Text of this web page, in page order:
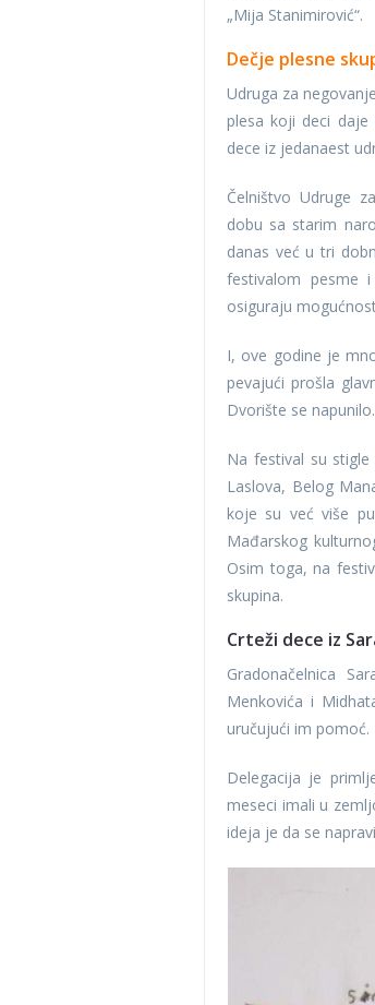
„Mija Stanimirović“.
Dečje plesne
Udruga za
plesa koji deci daje
dece iz jedanaest
Čelništvo Udruge
dobu sa starim
danas već u tri
festivalom pesme
osiguraju
I, ove godine je
pevajući prošla
Dvorište se napunilo.
Na festival su
Laslova, Belog
koje su već više
Mađarskog
Osim toga, na
skupina.
Crteži dece iz
Gradonačelnica
Menkovića i
uručujući im pomoć.
Delegacija je
meseci imali u
ideja je da se